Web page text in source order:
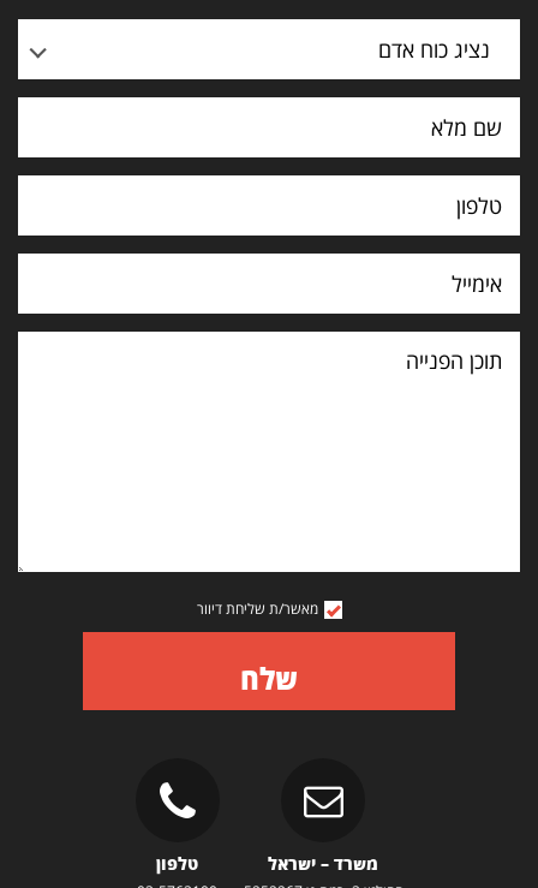
נציג כוח אדם
תוכן
הפנייה
מאשר/ת שליחת דיוור
שלח
משרד – ישראל טלפון